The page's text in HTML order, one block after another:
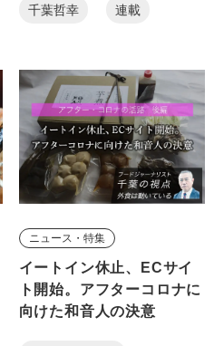
千葉哲幸 連載
ニュース・特集
イートイン休止、ECサイ
ト開始。アフターコロナに
向けた和音人の決意